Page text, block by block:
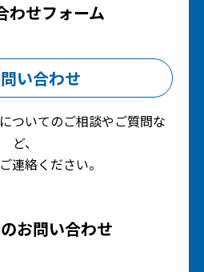
わせフォーム
い合わせ
ついてのご相談やご質問な
ど、
連絡ください。
お問い合わせ